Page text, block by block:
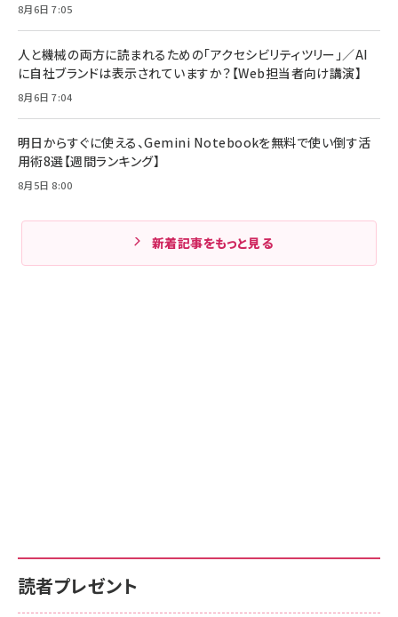
8月6日 7:05
人と機械の両方に読まれるための「アクセシビリティツリー」／AI
に自社ブランドは表示されていますか？【Web担当者向け講演】
8月6日 7:04
明日からすぐに使える、Gemini Notebookを無料で使い倒す活
用術8選【週間ランキング】
8月5日 8:00
新着記事をもっと見る
読者プレゼント